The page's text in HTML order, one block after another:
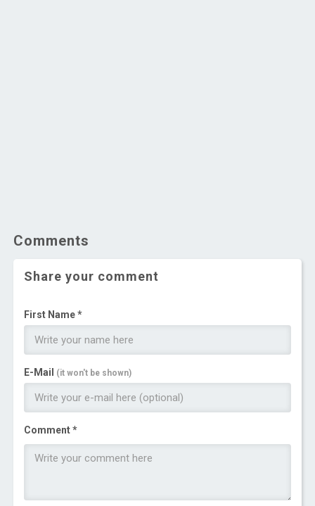
Comments
Share your comment
First Name *
E-Mail (it won't be shown)
Comment *